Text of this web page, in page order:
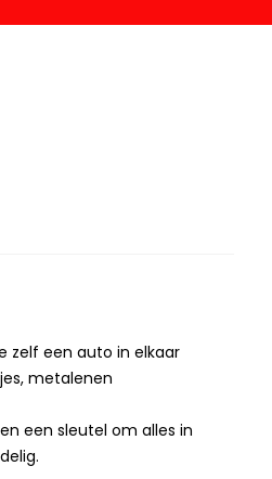
zelf een auto in elkaar
metalenen
een sleutel om alles in